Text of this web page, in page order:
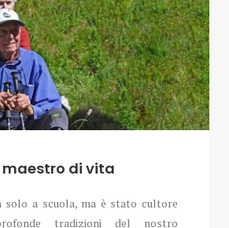
di vita
solo a scuola, ma è stato cultore
tradizioni del nostro